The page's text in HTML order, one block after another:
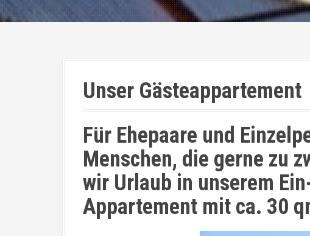
Unser Gästeappartement
Für Ehepaare und
Menschen, die gerne zu
wir Urlaub in unserem
Appartement mit ca. 30